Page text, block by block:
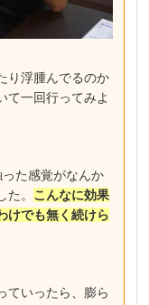
り浮腫んでるのか
て一回行ってみよ
た感覚がなんか
。 こんなに効果
けでも無く続けら
ていったら、膨ら